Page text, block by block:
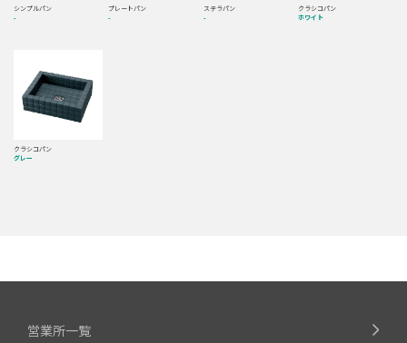
シンプルパン
-
プレートパン
-
ステラパン
-
クラシコパン
ホワイト
クラシコパン
グレー
営業所一覧